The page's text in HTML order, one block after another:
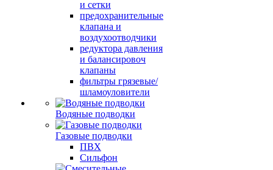
и сетки
предохранительные
клапана и
воздухоотводчики
редуктора давления
и балансировоч
клапаны
фильтры грязевые/
шламоуловители
Водяные подводки
Газовые подводки
ПВХ
Сильфон